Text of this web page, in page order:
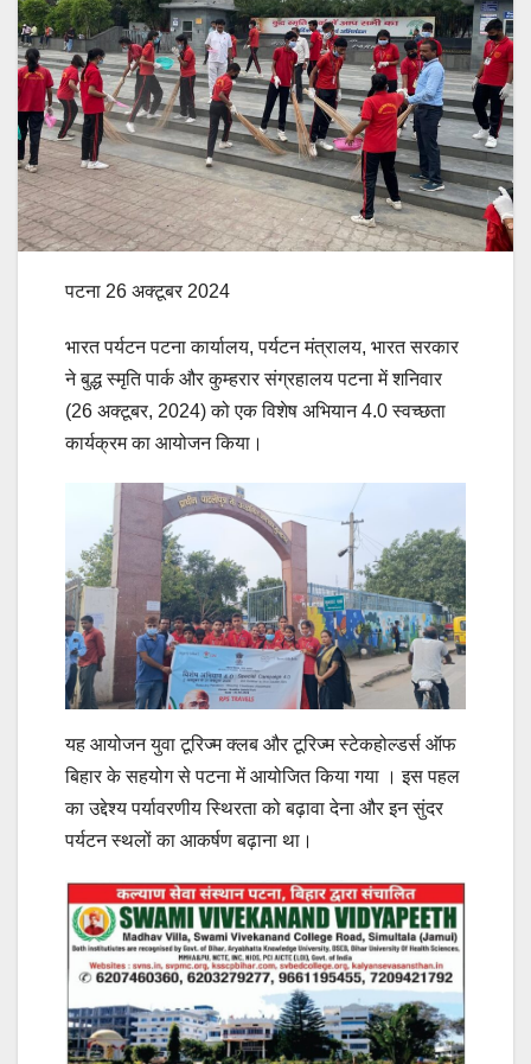
पटना 26 अक्टूबर 2024
भारत पर्यटन पटना कार्यालय, पर्यटन मंत्रालय, भारत सरकार
ने बुद्ध स्मृति पार्क और कुम्हरार संग्रहालय पटना में शनिवार
(26 अक्टूबर, 2024) को एक विशेष अभियान 4.0 स्वच्छता
कार्यक्रम का आयोजन किया।
यह आयोजन युवा टूरिज्म क्लब और टूरिज्म स्टेकहोल्डर्स ऑफ
बिहार के सहयोग से पटना में आयोजित किया गया । इस पहल
का उद्देश्य पर्यावरणीय स्थिरता को बढ़ावा देना और इन सुंदर
पर्यटन स्थलों का आकर्षण बढ़ाना था।